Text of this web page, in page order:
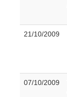
21/10/2009
07/10/2009